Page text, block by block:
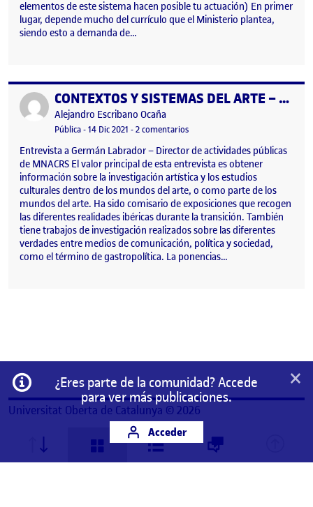
elementos de este sistema hacen posible tu actuación) En primer
lugar, depende mucho del currículo que el Ministerio plantea,
siendo esto a demanda de…
Publicado por CONTEXTOS Y SISTEMAS DEL ARTE – ENTREVISTA A GERMÁN LABRADOR
Publicado por
Alejandro Escribano Ocaña
Visibilidad:
Pública-Fecha de publicación
14 Dic 2021 23 febrero, 2022 11:12 am
-2 comentariosen CONTEXTOS Y SISTEMAS
Entrevista a Germán Labrador – Director de actividades públicas
de MNACRS El valor principal de esta entrevista es obtener
información sobre la investigación artística y los estudios
culturales dentro de los mundos del arte, o como parte de los
mundos del arte. Ha sido comisario de exposiciones que recogen
las diferentes realidades ibéricas durante la transición. También
tiene trabajos de investigación realizados sobre las diferentes
verdades entre medios de comunicación, política y sociedad,
como el término de gastropolítica. La ponencias…
Información
¿Eres parte de la comunidad? Accede
para ver más publicaciones.
Acceder
×
Universitat Oberta de Catalunya © 2026